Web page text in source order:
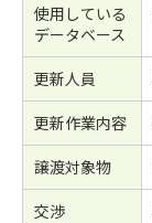
使用している
データベース
更新人員
更新作業内容
譲渡対象物
交渉